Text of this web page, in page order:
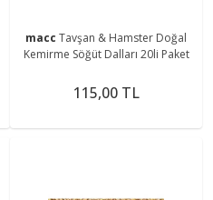
macc Tavşan & Hamster Doğal
Kemirme Söğüt Dalları 20li Paket
115,00 TL